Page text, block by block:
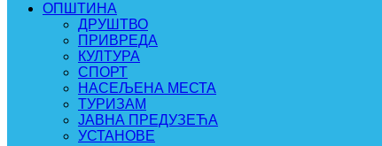
ОПШТИНА
ДРУШТВО
ПРИВРЕДА
КУЛТУРА
СПОРТ
НАСЕЉЕНА МЕСТА
ТУРИЗАМ
ЈАВНА ПРЕДУЗЕЋА
УСТАНОВЕ